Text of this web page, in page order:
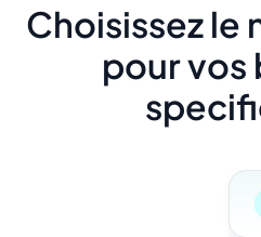
Choisissez le
pour vos